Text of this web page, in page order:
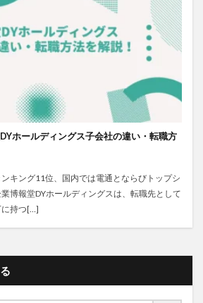
ホールディングス子会社の違い・転職方
キング11位、国内では電通とならびトップシ
博報堂DYホールディングスは、転職先として
に持つ[…]